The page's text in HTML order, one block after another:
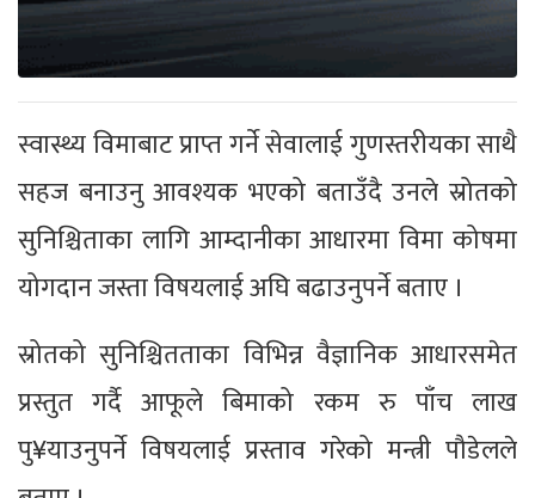
स्वास्थ्य विमाबाट प्राप्त गर्ने सेवालाई गुणस्तरीयका साथै
सहज बनाउनु आवश्यक भएको बताउँदै उनले स्रोतको
सुनिश्चिताका लागि आम्दानीका आधारमा विमा कोषमा
योगदान जस्ता विषयलाई अघि बढाउनुपर्ने बताए ।
स्रोतको सुनिश्चितताका विभिन्न वैज्ञानिक आधारसमेत
प्रस्तुत गर्दै आफूले बिमाको रकम रु पाँच लाख
पु¥याउनुपर्ने विषयलाई प्रस्ताव गरेको मन्त्री पौडेलले